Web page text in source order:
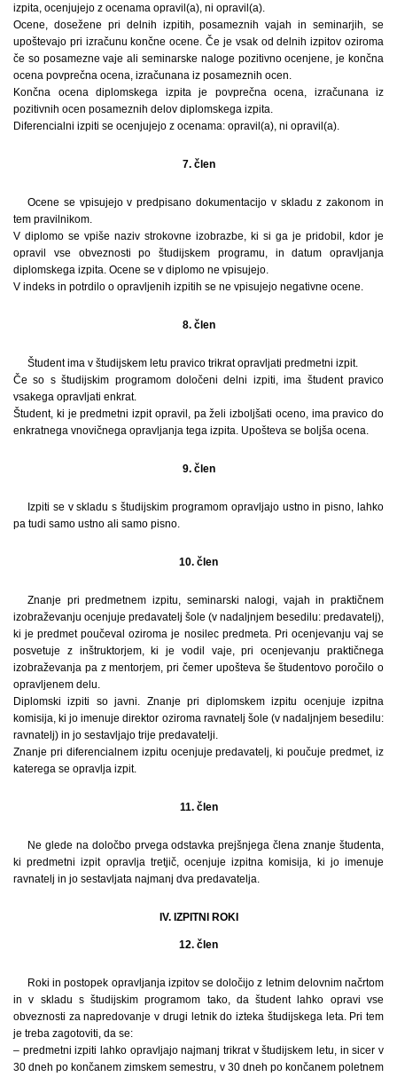
izpita, ocenjujejo z ocenama opravil(a), ni opravil(a).
Ocene, dosežene pri delnih izpitih, posameznih vajah in seminarjih, se
upoštevajo pri izračunu končne ocene. Če je vsak od delnih izpitov oziroma
če so posamezne vaje ali seminarske naloge pozitivno ocenjene, je končna
ocena povprečna ocena, izračunana iz posameznih ocen.
Končna ocena diplomskega izpita je povprečna ocena, izračunana iz
pozitivnih ocen posameznih delov diplomskega izpita.
Diferencialni izpiti se ocenjujejo z ocenama: opravil(a), ni opravil(a).
7. člen
Ocene se vpisujejo v predpisano dokumentacijo v skladu z zakonom in
tem pravilnikom.
V diplomo se vpiše naziv strokovne izobrazbe, ki si ga je pridobil, kdor je
opravil vse obveznosti po študijskem programu, in datum opravljanja
diplomskega izpita. Ocene se v diplomo ne vpisujejo.
V indeks in potrdilo o opravljenih izpitih se ne vpisujejo negativne ocene.
8. člen
Študent ima v študijskem letu pravico trikrat opravljati predmetni izpit.
Če so s študijskim programom določeni delni izpiti, ima študent pravico
vsakega opravljati enkrat.
Študent, ki je predmetni izpit opravil, pa želi izboljšati oceno, ima pravico do
enkratnega vnovičnega opravljanja tega izpita. Upošteva se boljša ocena.
9. člen
Izpiti se v skladu s študijskim programom opravljajo ustno in pisno, lahko
pa tudi samo ustno ali samo pisno.
10. člen
Znanje pri predmetnem izpitu, seminarski nalogi, vajah in praktičnem
izobraževanju ocenjuje predavatelj šole (v nadaljnjem besedilu: predavatelj),
ki je predmet poučeval oziroma je nosilec predmeta. Pri ocenjevanju vaj se
posvetuje z inštruktorjem, ki je vodil vaje, pri ocenjevanju praktičnega
izobraževanja pa z mentorjem, pri čemer upošteva še študentovo poročilo o
opravljenem delu.
Diplomski izpiti so javni. Znanje pri diplomskem izpitu ocenjuje izpitna
komisija, ki jo imenuje direktor oziroma ravnatelj šole (v nadaljnjem besedilu:
ravnatelj) in jo sestavljajo trije predavatelji.
Znanje pri diferencialnem izpitu ocenjuje predavatelj, ki poučuje predmet, iz
katerega se opravlja izpit.
11. člen
Ne glede na določbo prvega odstavka prejšnjega člena znanje študenta,
ki predmetni izpit opravlja tretjič, ocenjuje izpitna komisija, ki jo imenuje
ravnatelj in jo sestavljata najmanj dva predavatelja.
IV. IZPITNI ROKI
12. člen
Roki in postopek opravljanja izpitov se določijo z letnim delovnim načrtom
in v skladu s študijskim programom tako, da študent lahko opravi vse
obveznosti za napredovanje v drugi letnik do izteka študijskega leta. Pri tem
je treba zagotoviti, da se:
– predmetni izpiti lahko opravljajo najmanj trikrat v študijskem letu, in sicer v
30 dneh po končanem zimskem semestru, v 30 dneh po končanem poletnem